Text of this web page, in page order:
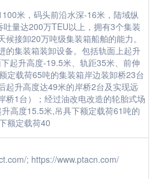
米，码头前沿水深-16米，陆域纵
量达200万TEU以上，拥有3个集装
候接卸20万吨级集装箱船舶的能力。
的集装箱装卸设备。包括轨面上起升
起升高度-19.5米、轨距35米、前伸
定载荷65吨的集装箱岸边装卸桥23台
起升高度达49米的岸桥2台及实现远
桥1台）；经过油改电改造的轮胎式场
高度15.5米,吊具下额定载荷61吨的
额定载荷40
; https://www.ptacn.com/